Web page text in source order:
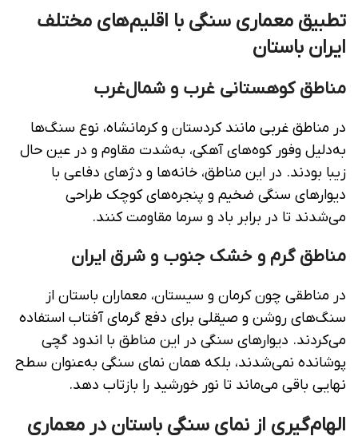
تطبیق معماری سنگی با اقلیم‌های مختلف
ایران باستان
مناطق کوهستانی غرب و شمال‌غرب
در مناطق غربی مانند کردستان و کرمانشاه، نوع سنگ‌ها
به‌دلیل وفور کوه‌های آهکی، به‌شدت مقاوم و در عین حال
زیبا بودند. در این مناطق، خانه‌ها و دژهای دفاعی با
دیوارهای سنگی ضخیم و پنجره‌های کوچک طراحی
می‌شدند تا در برابر باد و سرما مقاومت کنند.
مناطق گرم و خشک جنوب و شرق ایران
در مناطقی چون کرمان و سیستان، معماران باستان از
سنگ‌های روشن و صیقلی برای دفع گرمای آفتاب استفاده
می‌کردند. دیوارهای سنگی در این مناطق با اندود گچی
پوشانده نمی‌شدند، بلکه همان نمای سنگی به‌عنوان سطح
نهایی باقی می‌ماند تا نور خورشید را بازتاب دهد.
الهام‌گیری از نمای سنگی باستان در معماری